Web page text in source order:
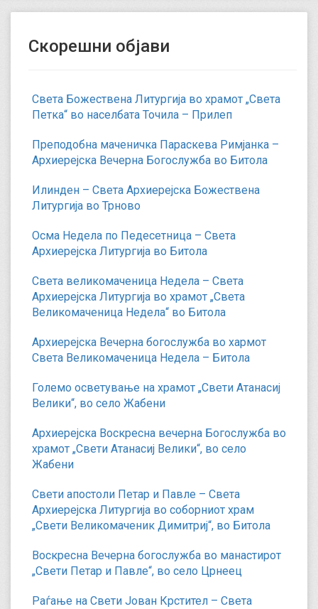
Скорешни објави
Света Божествена Литургија во храмот „Света
Петка“ во населбата Точила – Прилеп
Преподобна маченичка Параскева Римјанка –
Архиерејска Вечерна Богослужба во Битола
Илинден – Света Архиерејска Божествена
Литургија во Трново
Осма Недела по Педесетница – Света
Архиерејска Литургија во Битола
Света великомаченица Недела – Света
Архиерејска Литургија во храмот „Света
Великомаченица Недела“ во Битола
Архиерејска Вечерна богослужба во хармот
Света Великомаченица Недела – Битола
Големо осветување на храмот „Свети Атанасиј
Велики“, во село Жабени
Архиерејска Воскресна вечерна Богослужба во
храмот „Свети Атанасиј Велики“, во село
Жабени
Свети апостоли Петар и Павле – Света
Архиерејска Литургија во соборниот храм
„Свети Великомаченик Димитриј“, во Битола
Воскресна Вечерна богослужба во манастирот
„Свети Петар и Павле“, во село Црнеец
Раѓање на Свети Јован Крстител – Света